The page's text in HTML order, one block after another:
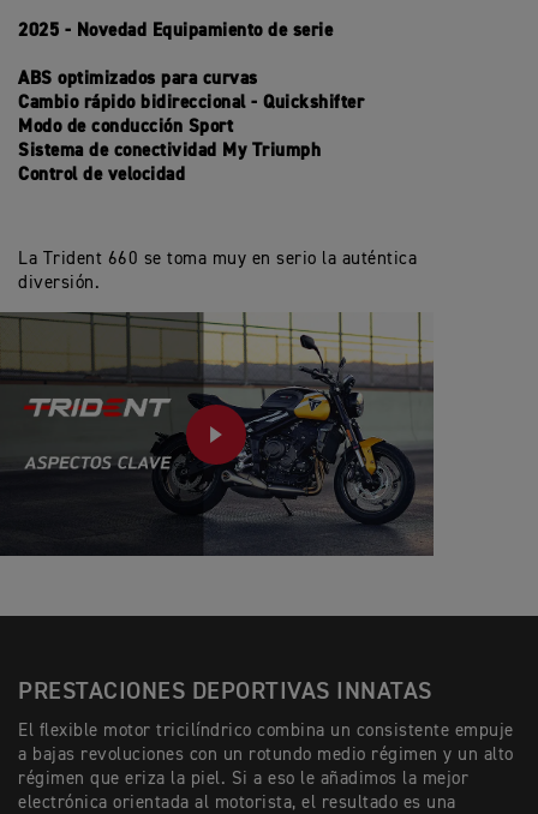
2025 - Novedad Equipamiento de serie
ABS optimizados para curvas
Cambio rápido bidireccional - Quickshifter
Modo de conducción Sport
Sistema de conectividad My Triumph
Control de velocidad
La Trident 660 se toma muy en serio la auténtica
diversión.
PLAY
PRESTACIONES DEPORTIVAS INNATAS
El flexible motor tricilíndrico combina un consistente empuje
a bajas revoluciones con un rotundo medio régimen y un alto
régimen que eriza la piel. Si a eso le añadimos la mejor
electrónica orientada al motorista, el resultado es una